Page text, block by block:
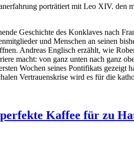
porträtiert mit Leo XIV.
Geschichte des Konklaves nach
und Menschen an seinen
Andreas Englisch erzählt, wie
macht: von ganz unten nach ganz
Wochen seines Pontifikats
Vertrauenskrise wird es für die
Kaffee für zu